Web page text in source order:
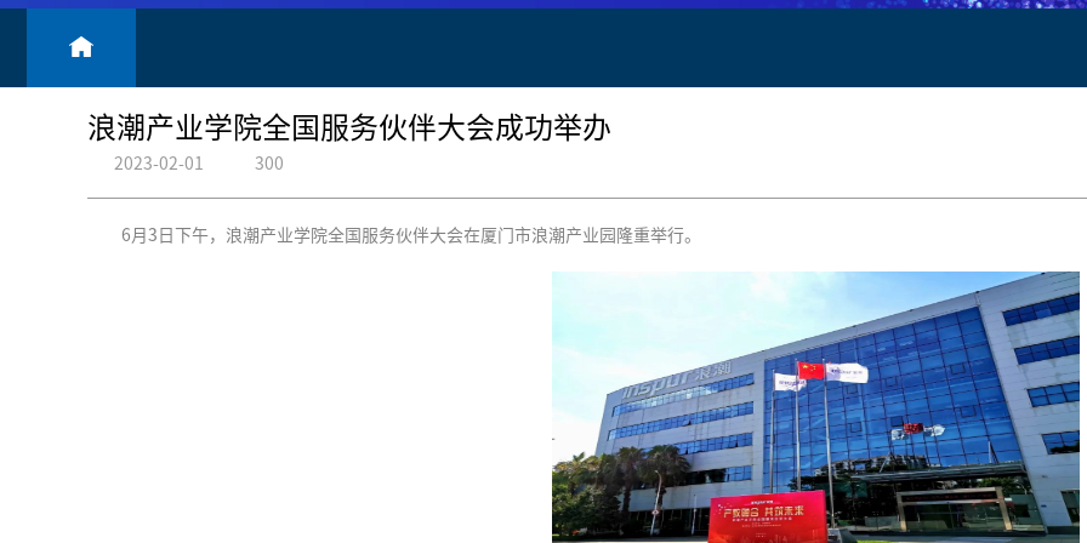
浪潮产业学院全国服务伙伴大会成功举办
2023-02-01 300
6月3日下午，浪潮产业学院全国服务伙伴大会在厦门市浪潮产业园隆重举行。